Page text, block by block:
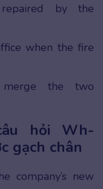
by the
when the fire
the two
hỏi Wh-
gạch chân
company’s new